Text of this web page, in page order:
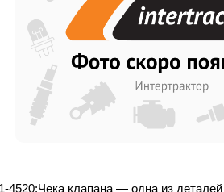
4520:Чека клапана — одна из